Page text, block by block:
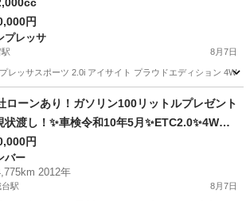
円
プレッサ
8月7日
レッサスポーツ 2.0i アイサイト プラウドエディション
宕駅 インプレッサ
ローンあり！ガソリン100リットルプレゼント
状渡し！✨車検令和10年5月✨ETC2.0✨4WD✨
ル☆サンバートラック☆TB☆660cc☆2人乗
円
バー
2012年
駅 8月7日